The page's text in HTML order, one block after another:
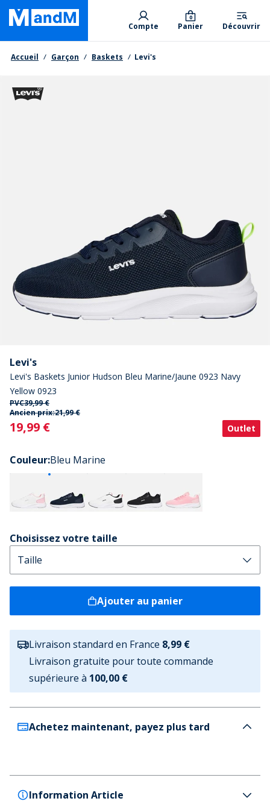
Skip
main
content
Primary departments
Compte Panier
0
Découvrir
Fil d'Ariane
Accueil Garçon Baskets Levi's
Levi's
Levi's Baskets Junior Hudson Bleu Marine/Jaune 0923 Navy
Yellow 0923
PVC39,99 €
Ancien prix:21,99 €
Current
19,99 € Outlet
Couleur:Bleu Marine
Choisissez votre taille
Ajouter au panier
Livraison standard en France 8,99 €
Livraison gratuite pour toute commande
supérieure à 100,00 €
Achetez maintenant, payez plus tard
Information Article